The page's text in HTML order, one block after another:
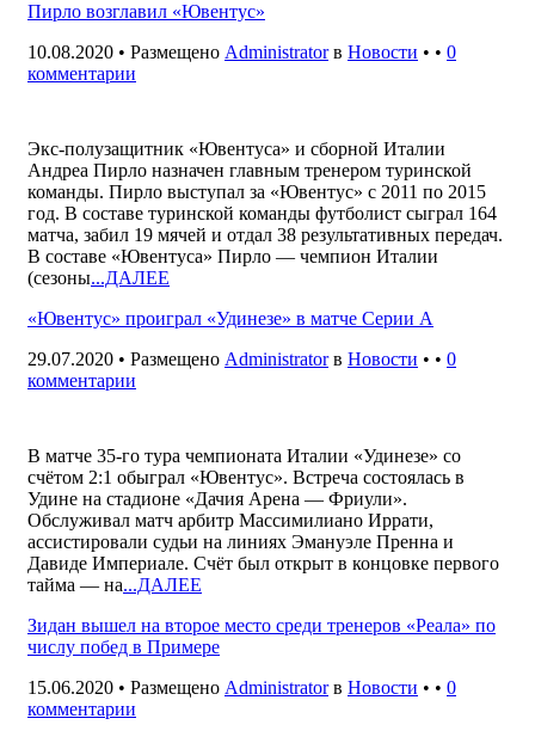
Пирло возглавил «Ювентус»
10.08.2020 • Размещено Administratorв Новости • • 0
комментарии
Экс-полузащитник «Ювентуса» и сборной Италии
Андреа Пирло назначен главным тренером туринской
команды. Пирло выступал за «Ювентус» с 2011 по 2015
год. В составе туринской команды футболист сыграл 164
матча, забил 19 мячей и отдал 38 результативных передач.
В составе «Ювентуса» Пирло — чемпион Италии
(сезоны...ДАЛЕЕ
«Ювентус» проиграл «Удинезе» в матче Серии А
29.07.2020 • Размещено Administratorв Новости • • 0
комментарии
В матче 35-го тура чемпионата Италии «Удинезе» со
счётом 2:1 обыграл «Ювентус». Встреча состоялась в
Удине на стадионе «Дачия Арена — Фриули».
Обслуживал матч арбитр Массимилиано Иррати,
ассистировали судьи на линиях Эмануэле Пренна и
Давиде Империале. Счёт был открыт в концовке первого
тайма — на...ДАЛЕЕ
Зидан вышел на второе место среди тренеров «Реала» по
числу побед в Примере
15.06.2020 • Размещено Administratorв Новости • • 0
комментарии